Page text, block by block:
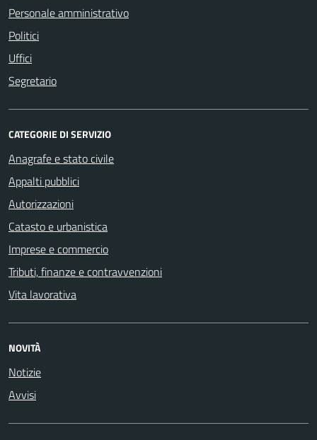
Personale amministrativo
Politici
Uffici
Segretario
CATEGORIE DI SERVIZIO
Anagrafe e stato civile
Appalti pubblici
Autorizzazioni
Catasto e urbanistica
Imprese e commercio
Tributi, finanze e contravvenzioni
Vita lavorativa
NOVITÀ
Notizie
Avvisi